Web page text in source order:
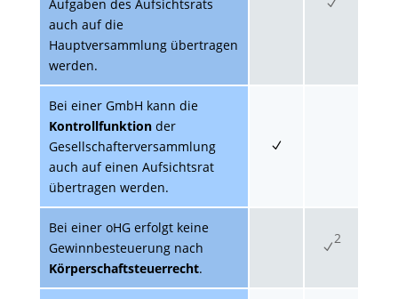
Aufgaben des Aufsichtsrats
auch auf die
Hauptversammlung übertragen
werden.
Bei einer GmbH kann die
Kontrollfunktionder
Gesellschafterversammlung
auch auf einen Aufsichtsrat
übertragen werden.
Bei einer oHG erfolgt keine
Gewinnbesteuerung nach
Körperschaftsteuerrecht.
2